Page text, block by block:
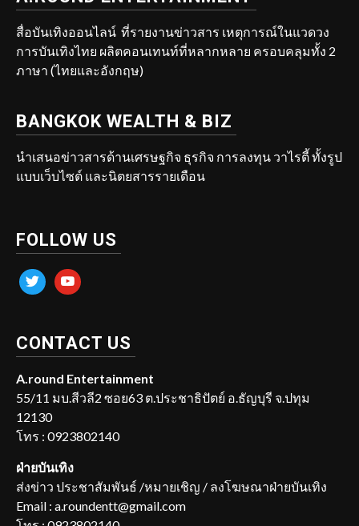
สื่อบันเทิงออนไลน์ ที่รายงานข่าวสาร เหตุการณ์ในแวดวง
การบันเทิงไทย ผลิตคอนเทนท์ที่หลากหลาย ครอบคลุมทั้ง 2
ภาษา (ไทยและอังกฤษ)
BANGKOK WEALTH & BIZ
นำเสนอข่าวสารด้านเศรษฐกิจ ธุรกิจ การลงทุน วาไรตี้ ทั้งรูป
แบบเว็บไซต์ และนิตยสารรายเดือน
FOLLOW US
twitter youtube
CONTACT US
A.round Entertainment
55/11 มบ.สีวลี2 ซอย63 ต.ประชาธิปัตย์ อ.ธัญบุรี จ.ปทุม
12130
โทร : 0923802140
ฝ่ายบันเทิง
ส่งข่าว ประชาสัมพันธ์ /หมายเชิญ / ลงโฆษณาฝ่ายบันเทิง
Email : a.roundentt@gmail.com